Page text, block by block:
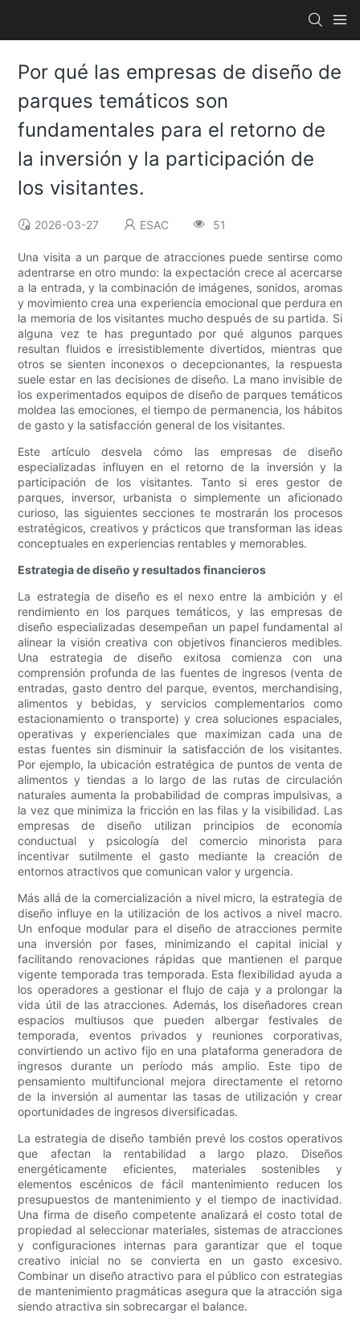
Por qué las empresas de diseño de
parques temáticos son
fundamentales para el retorno de
la inversión y la participación de
los visitantes.
2026-03-27 ESAC 51
Una visita a un parque de atracciones puede sentirse como
adentrarse en otro mundo: la expectación crece al acercarse
a la entrada, y la combinación de imágenes, sonidos, aromas
y movimiento crea una experiencia emocional que perdura en
la memoria de los visitantes mucho después de su partida. Si
alguna vez te has preguntado por qué algunos parques
resultan fluidos e irresistiblemente divertidos, mientras que
otros se sienten inconexos o decepcionantes, la respuesta
suele estar en las decisiones de diseño. La mano invisible de
los experimentados equipos de diseño de parques temáticos
moldea las emociones, el tiempo de permanencia, los hábitos
de gasto y la satisfacción general de los visitantes.
Este artículo desvela cómo las empresas de diseño
especializadas influyen en el retorno de la inversión y la
participación de los visitantes. Tanto si eres gestor de
parques, inversor, urbanista o simplemente un aficionado
curioso, las siguientes secciones te mostrarán los procesos
estratégicos, creativos y prácticos que transforman las ideas
conceptuales en experiencias rentables y memorables.
Estrategia de diseño y resultados financieros
La estrategia de diseño es el nexo entre la ambición y el
rendimiento en los parques temáticos, y las empresas de
diseño especializadas desempeñan un papel fundamental al
alinear la visión creativa con objetivos financieros medibles.
Una estrategia de diseño exitosa comienza con una
comprensión profunda de las fuentes de ingresos (venta de
entradas, gasto dentro del parque, eventos, merchandising,
alimentos y bebidas, y servicios complementarios como
estacionamiento o transporte) y crea soluciones espaciales,
operativas y experienciales que maximizan cada una de
estas fuentes sin disminuir la satisfacción de los visitantes.
Por ejemplo, la ubicación estratégica de puntos de venta de
alimentos y tiendas a lo largo de las rutas de circulación
naturales aumenta la probabilidad de compras impulsivas, a
la vez que minimiza la fricción en las filas y la visibilidad. Las
empresas de diseño utilizan principios de economía
conductual y psicología del comercio minorista para
incentivar sutilmente el gasto mediante la creación de
entornos atractivos que comunican valor y urgencia.
Más allá de la comercialización a nivel micro, la estrategia de
diseño influye en la utilización de los activos a nivel macro.
Un enfoque modular para el diseño de atracciones permite
una inversión por fases, minimizando el capital inicial y
facilitando renovaciones rápidas que mantienen el parque
vigente temporada tras temporada. Esta flexibilidad ayuda a
los operadores a gestionar el flujo de caja y a prolongar la
vida útil de las atracciones. Además, los diseñadores crean
espacios multiusos que pueden albergar festivales de
temporada, eventos privados y reuniones corporativas,
convirtiendo un activo fijo en una plataforma generadora de
ingresos durante un período más amplio. Este tipo de
pensamiento multifuncional mejora directamente el retorno
de la inversión al aumentar las tasas de utilización y crear
oportunidades de ingresos diversificadas.
La estrategia de diseño también prevé los costos operativos
que afectan la rentabilidad a largo plazo. Diseños
energéticamente eficientes, materiales sostenibles y
elementos escénicos de fácil mantenimiento reducen los
presupuestos de mantenimiento y el tiempo de inactividad.
Una firma de diseño competente analizará el costo total de
propiedad al seleccionar materiales, sistemas de atracciones
y configuraciones internas para garantizar que el toque
creativo inicial no se convierta en un gasto excesivo.
Combinar un diseño atractivo para el público con estrategias
de mantenimiento pragmáticas asegura que la atracción siga
siendo atractiva sin sobrecargar el balance.